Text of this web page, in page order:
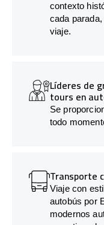
contexto
cada
viaje.
Líderes de
tours en
Se
todo
Transporte
Viaje con
autobús por
modernos